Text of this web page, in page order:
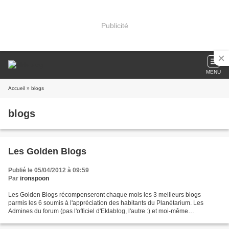
Publicité
MENU
Accueil » blogs
blogs
Les Golden Blogs
Publié le 05/04/2012 à 09:59
Par ironspoon
Les Golden Blogs récompenseront chaque mois les 3 meilleurs blogs
parmis les 6 soumis à l'appréciation des habitants du Planétarium. Les
Admines du forum (pas l'officiel d'Eklablog, l'autre :) et moi-même